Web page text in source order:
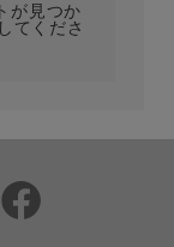
が見つか
てくださ